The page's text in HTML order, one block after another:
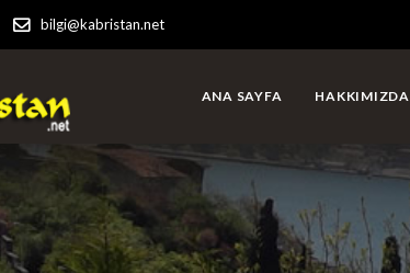
bilgi@kabristan.net
ANA SAYFA HAKKIMIZDA